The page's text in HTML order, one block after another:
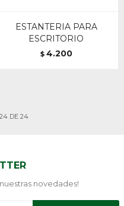
ESTANTERIA PARA
ESCRITORIO
$ 4.200
24DE 24
novedades!